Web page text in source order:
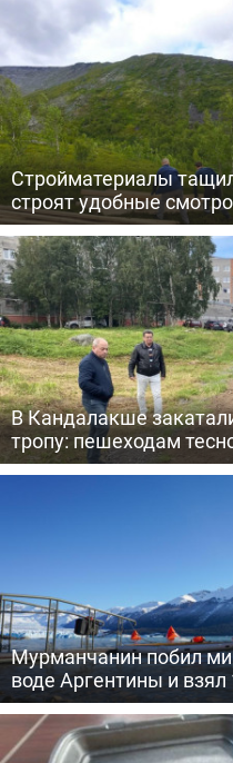
Стройматериалы
строят удобные
В Кандалакше
тропу: пешеходам
Мурманчанин побил
воде Аргентины и